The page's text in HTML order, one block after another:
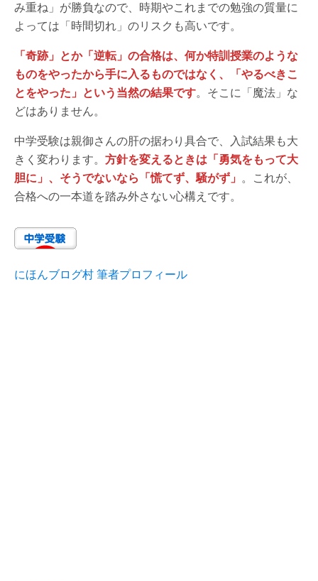
み重ね」が勝負なので、時期やこれまでの勉強の質量に
よっては「時間切れ」のリスクも高いです。
「奇跡」とか「逆転」の合格は、何か特訓授業のような
ものをやったから手に入るものではなく、「やるべきこ
とをやった」という当然の結果です。そこに「魔法」な
どはありません。
中学受験は親御さんの肝の据わり具合で、入試結果も大
きく変わります。 方針を変えるときは「勇気をもって大
胆に」、そうでないなら「慌てず、騒がず」 。これが、
合格への一本道を踏み外さない心構えです。
にほんブログ村 筆者プロフィール